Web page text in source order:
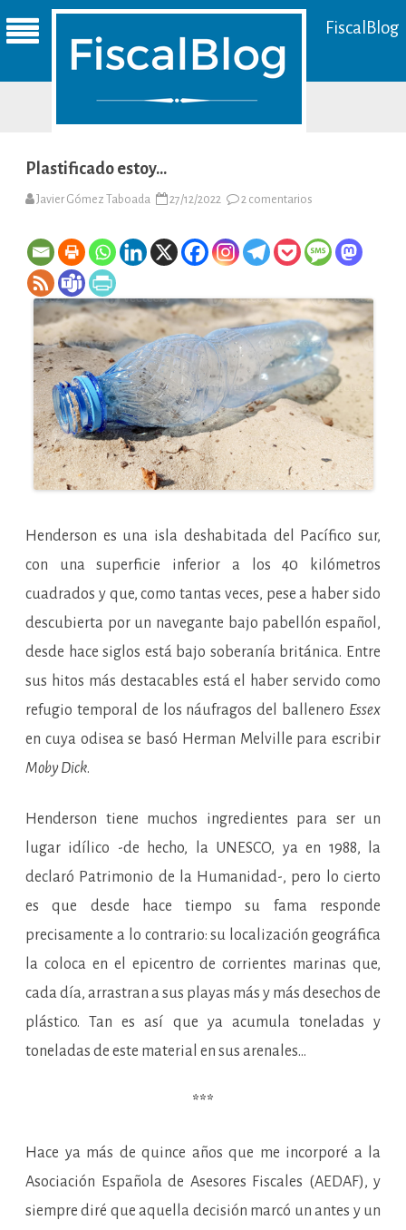
FiscalBlog
Plastificado estoy…
Javier Gómez Taboada 27/12/2022 2 comentarios
Henderson es una isla deshabitada del Pacífico sur,
con una superficie inferior a los 40 kilómetros
cuadrados y que, como tantas veces, pese a haber sido
descubierta por un navegante bajo pabellón español,
desde hace siglos está bajo soberanía británica. Entre
sus hitos más destacables está el haber servido como
refugio temporal de los náufragos del ballenero Essex
en cuya odisea se basó Herman Melville para escribir
Moby Dick.
Henderson tiene muchos ingredientes para ser un
lugar idílico -de hecho, la UNESCO, ya en 1988, la
declaró Patrimonio de la Humanidad-, pero lo cierto
es que desde hace tiempo su fama responde
precisamente a lo contrario: su localización geográfica
la coloca en el epicentro de corrientes marinas que,
cada día, arrastran a sus playas más y más desechos de
plástico. Tan es así que ya acumula toneladas y
toneladas de este material en sus arenales…
***
Hace ya más de quince años que me incorporé a la
Asociación Española de Asesores Fiscales (AEDAF), y
siempre diré que aquella decisión marcó un antes y un